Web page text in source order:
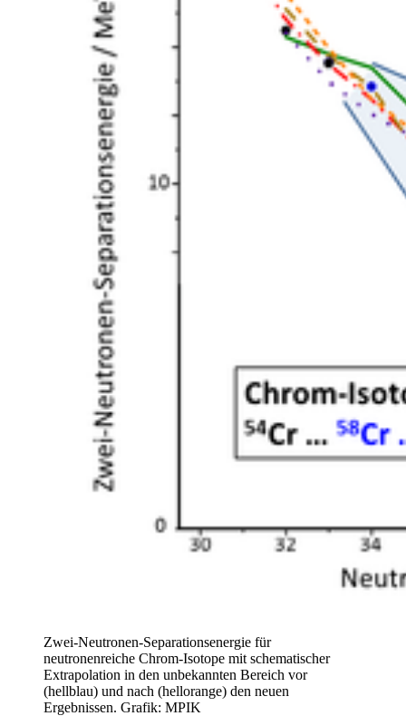
Zwei-Neutronen-Separationsenergie für
neutronenreiche Chrom-Isotope mit schematischer
Extrapolation in den unbekannten Bereich vor
(hellblau) und nach (hellorange) den neuen
Ergebnissen. Grafik: MPIK